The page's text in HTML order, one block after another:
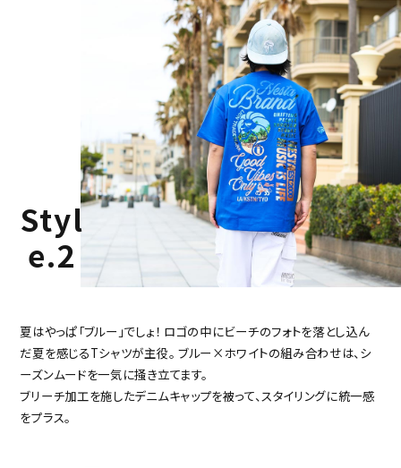
Styl
e.2
夏はやっぱ「ブルー」でしょ！ ロゴの中にビーチのフォトを落とし込ん
だ夏を感じるTシャツが主役。 ブルー×ホワイトの組み合わせは、シ
ーズンムードを一気に掻き立てます。
ブリーチ加工を施したデニムキャップを被って、スタイリングに統一感
をプラス。